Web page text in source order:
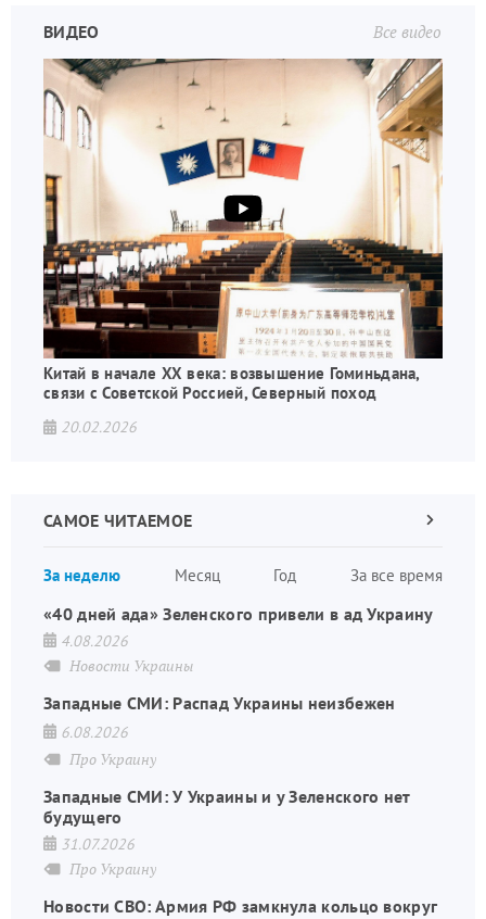
Все видео
ВИДЕО
Китай в начале XX века: возвышение Гоминьдана,
связи с Советской Россией, Северный поход
20.02.2026
САМОЕ ЧИТАЕМОЕ
За неделю Месяц Год За все время
Следующая
«40 дней ада» Зеленского привели в ад Украину
4.08.2026
Новости Украины
Западные СМИ: Распад Украины неизбежен
6.08.2026
Про Украину
Западные СМИ: У Украины и у Зеленского нет
будущего
31.07.2026
Про Украину
Новости СВО: Армия РФ замкнула кольцо вокруг